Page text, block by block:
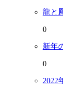
龍と
0
新年
0
2022